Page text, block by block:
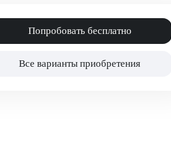
Попробовать бесплатно
Все варианты приобретения